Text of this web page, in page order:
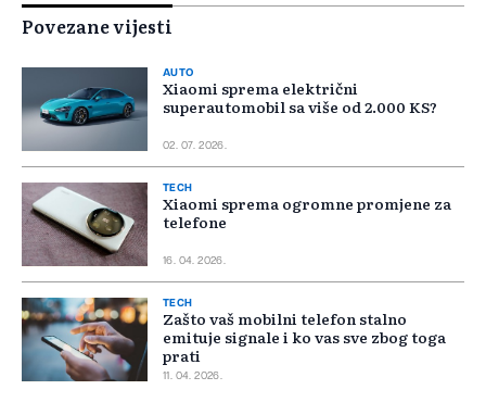
Povezane vijesti
AUTO
Xiaomi sprema električni
superautomobil sa više od 2.000 KS?
02. 07. 2026.
TECH
Xiaomi sprema ogromne promjene za
telefone
16. 04. 2026.
TECH
Zašto vaš mobilni telefon stalno
emituje signale i ko vas sve zbog toga
prati
11. 04. 2026.